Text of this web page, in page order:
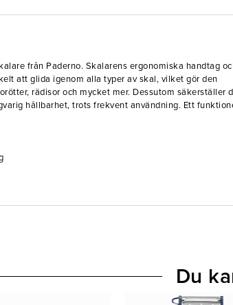
från Paderno. Skalarens ergonomiska handtag
att glida igenom alla typer av skal, vilket gör den
rädisor och mycket mer. Dessutom säkerställer
hållbarhet, trots frekvent användning. Ett
Du